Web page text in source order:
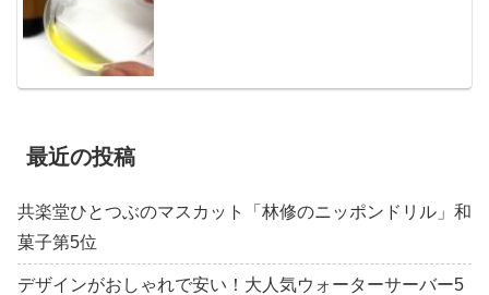
最近の投稿
共楽堂ひとつぶのマスカット「林修のニッポンドリル」和
菓子第5位
デザインがおしゃれで安い！大人気ウォーターサーバー5